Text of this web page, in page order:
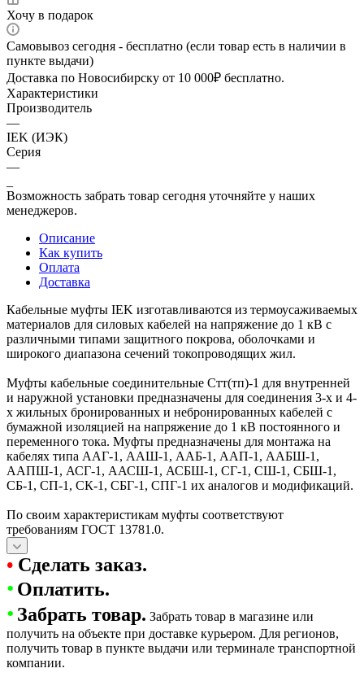
Хочу в подарок
Самовывоз сегодня - бесплатно (если товар есть в наличии в
пункте выдачи)
Доставка по Новосибирску от 10 000₽ бесплатно.
Характеристики
Производитель
—
IEK (ИЭК)
Серия
—
Возможность забрать товар сегодня уточняйте у наших
менеджеров.
Описание
Как купить
Оплата
Доставка
Кабельные муфты IEK изготавливаются из термоусаживаемых
материалов для силовых кабелей на напряжение до 1 кВ с
различными типами защитного покрова, оболочками и
широкого диапазона сечений токопроводящих жил.
Муфты кабельные соединительные Стт(тп)-1 для внутренней
и наружной установки предназначены для соединения 3-х и 4-
х жильных бронированных и небронированных кабелей с
бумажной изоляцией на напряжение до 1 кВ постоянного и
переменного тока. Муфты предназначены для монтажа на
кабелях типа ААГ-1, ААШ-1, ААБ-1, ААП-1, ААБШ-1,
ААПШ-1, АСГ-1, ААСШ-1, АСБШ-1, СГ-1, СШ-1, СБШ-1,
СБ-1, СП-1, СК-1, СБГ-1, СПГ-1 их аналогов и модификаций.
По своим характеристикам муфты соответствуют
требованиям ГОСТ 13781.0.
• Сделать заказ.
• Оплатить.
• Забрать товар. Забрать товар в магазине или
получить на объекте при доставке курьером. Для регионов,
получить товар в пункте выдачи или терминале транспортной
компании.